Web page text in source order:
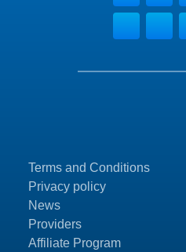
Terms and Conditions
Privacy policy
News
Providers
Affiliate Program